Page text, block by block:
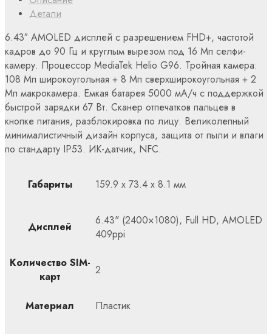
Детали
6.43″ AMOLED дисплей с разрешением FHD+, частотой
кадров до 90 Гц и круглым вырезом под 16 Мп селфи-
камеру. Процессор MediaTek Helio G96. Тройная камера:
108 Мп широкоугольная + 8 Мп сверхширокоугольная + 2
Мп макрокамера. Емкая батарея 5000 мА/ч с поддержкой
быстрой зарядки 67 Вт. Сканер отпечатков пальцев в
кнопке питания, разблокировка по лицу. Великолепный
минималистичный дизайн корпуса, защита от пыли и влаги
по стандарту IP53. ИК-датчик, NFC.
Габариты 159.9 x 73.4 x 8.1 мм
Дисплей
6.43" (2400×1080), Full HD, AMOLED
409ppi
Количество SIM-
карт
2
Материал Пластик